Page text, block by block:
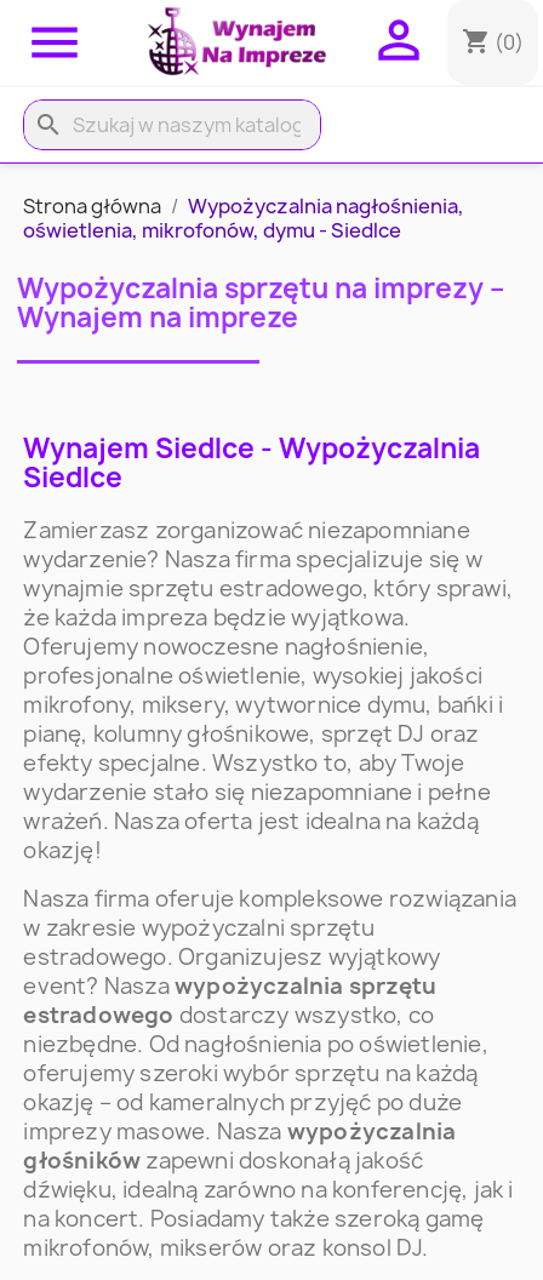
 shopping_cart (0)

search
Strona główna
Wypożyczalnia nagłośnienia,
oświetlenia, mikrofonów, dymu - Siedlce
Wypożyczalnia sprzętu na imprezy –
Wynajem na impreze
Wynajem Siedlce - Wypożyczalnia
Siedlce
Zamierzasz zorganizować niezapomniane
wydarzenie? Nasza firma specjalizuje się w
wynajmie sprzętu estradowego, który sprawi,
że każda impreza będzie wyjątkowa.
Oferujemy nowoczesne nagłośnienie,
profesjonalne oświetlenie, wysokiej jakości
mikrofony, miksery, wytwornice dymu, bańki i
pianę, kolumny głośnikowe, sprzęt DJ oraz
efekty specjalne. Wszystko to, aby Twoje
wydarzenie stało się niezapomniane i pełne
wrażeń. Nasza oferta jest idealna na każdą
okazję!
Nasza firma oferuje kompleksowe rozwiązania
w zakresie wypożyczalni sprzętu
estradowego. Organizujesz wyjątkowy
event? Naszawypożyczalnia sprzętu
estradowego dostarczy wszystko, co
niezbędne. Od nagłośnienia po oświetlenie,
oferujemy szeroki wybór sprzętu na każdą
okazję – od kameralnych przyjęć po duże
imprezy masowe. Nasza wypożyczalnia
głośników zapewni doskonałą jakość
dźwięku, idealną zarówno na konferencję, jak i
na koncert. Posiadamy także szeroką gamę
mikrofonów, mikserów oraz konsol DJ.